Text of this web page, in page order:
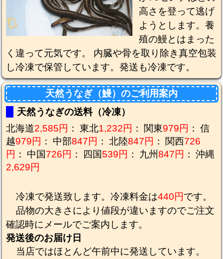
高さを登って逃げ
ようとします。養
殖の鰻とはまった
く違って元気です。 内臓や骨を取り除き真空包装
し冷凍で保管しています。発送も冷凍です。
天然うなぎ（鰻）のご利用案内
天然うなぎの送料（冷凍）
北海道2,585円 ： 東北1,232円 ： 関東979円 ： 信
越979円 ： 中部847円 ： 北陸847円 ： 関西726
円 ： 中国726円 ： 四国539円 ： 九州847円 ： 沖縄
2,629円
冷凍で発送致します。冷凍料金は440円です。
品物の大きさにより値段が違いますのでご注文
確認時にメールでご案内します。
発送後のお届け日
当店ではほとんど午前中に発送しています。